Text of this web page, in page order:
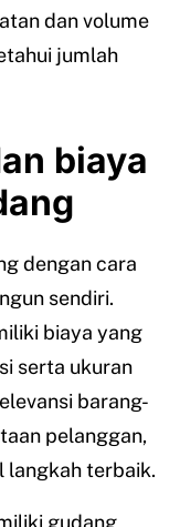
dan volume
jumlah
biaya
dengan cara
sendiri.
biaya yang
serta ukuran
barang-
pelanggan,
langkah terbaik.